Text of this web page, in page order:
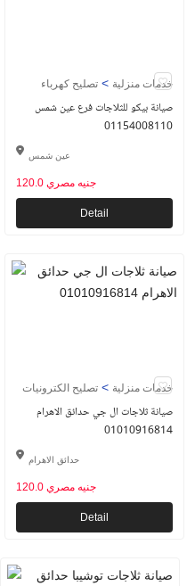
خدمات منزلية > تصليح كهرباء
صيانة بيكو للثلاجات فرع عين شمس
01154008110
عين شمس
120.0 جنيه مصري
Detail
خدمات منزلية > تصليح الكترونيات
صيانة ثلاجات ال جي حدائق الاهرام
01010916814
حدائق الاهرام
120.0 جنيه مصري
Detail